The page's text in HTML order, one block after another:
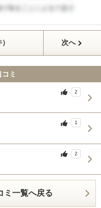
次へ
ミ
2
1
2
ミ一覧へ戻る